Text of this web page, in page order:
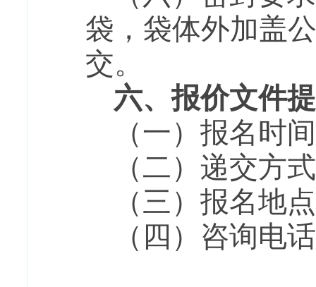
袋，袋体外加盖
交。
六、报价文件
（一）报名时
（二）递交方
（三）报名地
（四）咨询电